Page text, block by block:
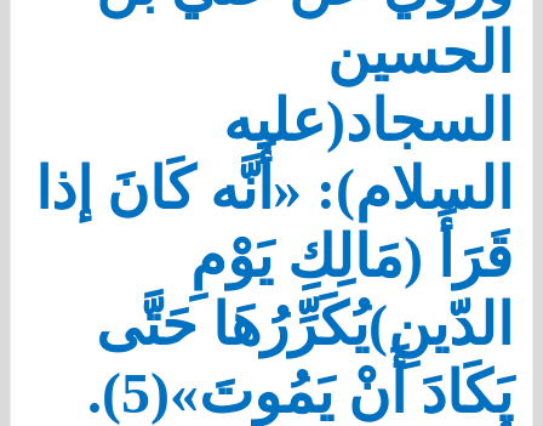
الحسين
السجاد(عليه
السلام): «أَنَّه كَانَ إذا
قَرَأَ (مَالِكِ يَوْمِ
الدّينِ)يُكَرِّرُهَا حَتَّى
يَكَادَ أَنْ يَمُوتَ»(5).